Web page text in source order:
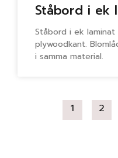
Ståbord i ek
Ståbord i ek laminat
plywoodkant.
i samma material.
1 2